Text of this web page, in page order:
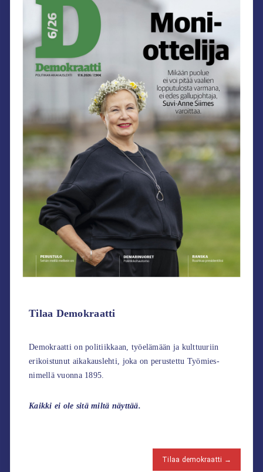
Tilaa Demokraatti
Demokraatti on politiikkaan, työelämään ja kulttuuriin
erikoistunut aikakauslehti, joka on perustettu Työmies-
nimellä vuonna 1895.
Kaikki ei ole sitä miltä näyttää.
Tilaa demokraatti →